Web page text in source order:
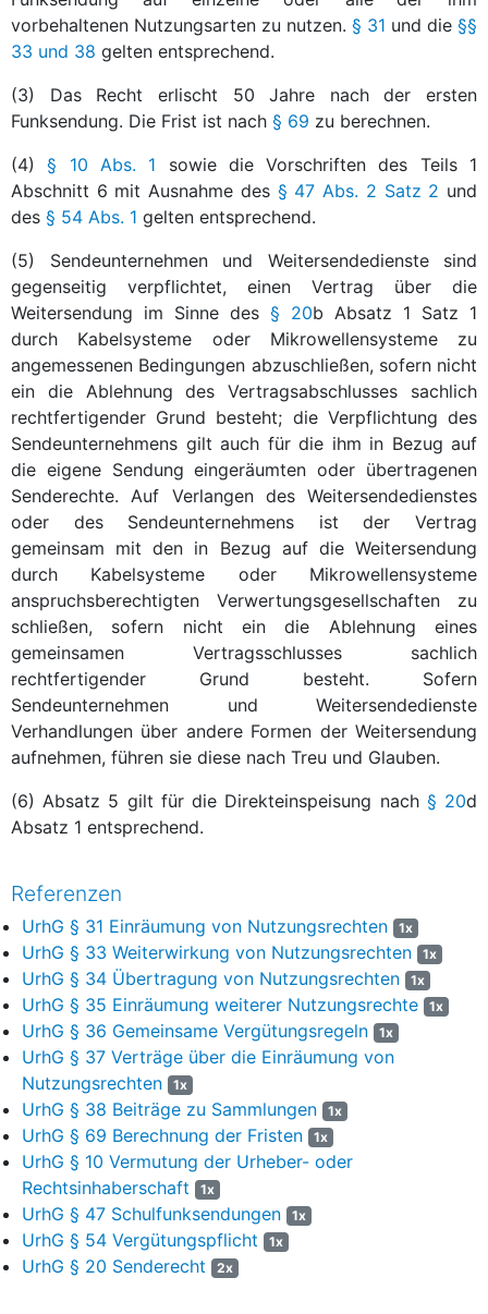
vorbehaltenen Nutzungsarten zu nutzen. § 31 und die §§
33 und 38 gelten entsprechend.
(3) Das Recht erlischt 50 Jahre nach der ersten
Funksendung. Die Frist ist nach § 69 zu berechnen.
(4)§ 10 Abs. 1 sowie die Vorschriften des Teils 1
Abschnitt 6 mit Ausnahme des § 47 Abs. 2 Satz 2 und
des § 54 Abs. 1 gelten entsprechend.
(5) Sendeunternehmen und Weitersendedienste sind
gegenseitig verpflichtet, einen Vertrag über die
Weitersendung im Sinne des § 20b Absatz 1 Satz 1
durch Kabelsysteme oder Mikrowellensysteme zu
angemessenen Bedingungen abzuschließen, sofern nicht
ein die Ablehnung des Vertragsabschlusses sachlich
rechtfertigender Grund besteht; die Verpflichtung des
Sendeunternehmens gilt auch für die ihm in Bezug auf
die eigene Sendung eingeräumten oder übertragenen
Senderechte. Auf Verlangen des Weitersendedienstes
oder des Sendeunternehmens ist der Vertrag
gemeinsam mit den in Bezug auf die Weitersendung
durch Kabelsysteme oder Mikrowellensysteme
anspruchsberechtigten Verwertungsgesellschaften zu
schließen, sofern nicht ein die Ablehnung eines
gemeinsamen Vertragsschlusses sachlich
rechtfertigender Grund besteht. Sofern
Sendeunternehmen und Weitersendedienste
Verhandlungen über andere Formen der Weitersendung
aufnehmen, führen sie diese nach Treu und Glauben.
(6) Absatz 5 gilt für die Direkteinspeisung nach § 20d
Absatz 1 entsprechend.
Referenzen
UrhG § 31 Einräumung von Nutzungsrechten 1x
UrhG § 33 Weiterwirkung von Nutzungsrechten 1x
UrhG § 34 Übertragung von Nutzungsrechten 1x
UrhG § 35 Einräumung weiterer Nutzungsrechte 1x
UrhG § 36 Gemeinsame Vergütungsregeln 1x
UrhG § 37 Verträge über die Einräumung von
Nutzungsrechten
1x
UrhG § 38 Beiträge zu Sammlungen 1x
UrhG § 69 Berechnung der Fristen 1x
UrhG § 10 Vermutung der Urheber- oder
Rechtsinhaberschaft
1x
UrhG § 47 Schulfunksendungen 1x
UrhG § 54 Vergütungspflicht 1x
UrhG § 20 Senderecht 2x